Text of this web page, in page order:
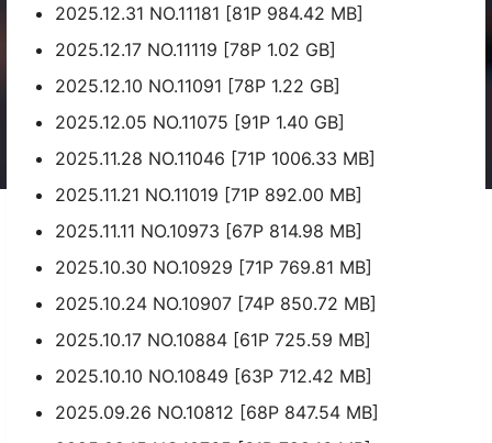
2025.12.31 NO.11181 [81P 984.42 MB]
2025.12.17 NO.11119 [78P 1.02 GB]
2025.12.10 NO.11091 [78P 1.22 GB]
2025.12.05 NO.11075 [91P 1.40 GB]
2025.11.28 NO.11046 [71P 1006.33 MB]
2025.11.21 NO.11019 [71P 892.00 MB]
2025.11.11 NO.10973 [67P 814.98 MB]
2025.10.30 NO.10929 [71P 769.81 MB]
2025.10.24 NO.10907 [74P 850.72 MB]
2025.10.17 NO.10884 [61P 725.59 MB]
2025.10.10 NO.10849 [63P 712.42 MB]
2025.09.26 NO.10812 [68P 847.54 MB]